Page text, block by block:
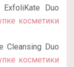
Duo
косметики
Cleansing Duo
косметики